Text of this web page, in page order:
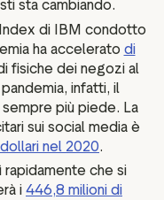
sulle
sta cambiando.
di IBM condotto
ha accelerato di
fisiche dei negozi al
infatti, il
più piede. La
sui social media è
nel 2020.
rapidamente che si
i 446,8 milioni di